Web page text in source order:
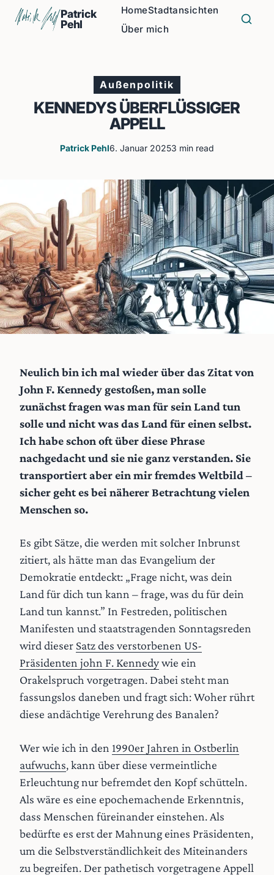
Patrick
Pehl
HomeStadtansichten
Über mich
Außenpolitik
KENNEDYS ÜBERFLÜSSIGER
APPELL
Patrick Pehl6. Januar 20253 min read
Neulich bin ich mal wieder über das Zitat von
John F. Kennedy gestoßen, man solle
zunächst fragen was man für sein Land tun
solle und nicht was das Land für einen selbst.
Ich habe schon oft über diese Phrase
nachgedacht und sie nie ganz verstanden. Sie
transportiert aber ein mir fremdes Weltbild –
sicher geht es bei näherer Betrachtung vielen
Menschen so.
Es gibt Sätze, die werden mit solcher Inbrunst
zitiert, als hätte man das Evangelium der
Demokratie entdeckt: „Frage nicht, was dein
Land für dich tun kann – frage, was du für dein
Land tun kannst.” In Festreden, politischen
Manifesten und staatstragenden Sonntagsreden
wird dieser Satz des verstorbenen US-
Präsidenten john F. Kennedywie ein
Orakelspruch vorgetragen. Dabei steht man
fassungslos daneben und fragt sich: Woher rührt
diese andächtige Verehrung des Banalen?
Wer wie ich in den 1990er Jahren in Ostberlin
aufwuchs, kann über diese vermeintliche
Erleuchtung nur befremdet den Kopf schütteln.
Als wäre es eine epochemachende Erkenntnis,
dass Menschen füreinander einstehen. Als
bedürfte es erst der Mahnung eines Präsidenten,
um die Selbstverständlichkeit des Miteinanders
zu begreifen. Der pathetisch vorgetragene Appell